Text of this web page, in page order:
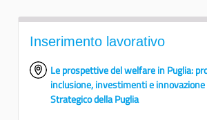
Inserimento lavorativo
Le prospettive del welfare in Puglia:
inclusione, investimenti e innovazione
Strategico della Puglia